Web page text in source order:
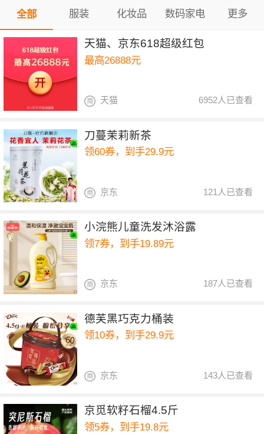
全部 服装 化妆品 数码家电 更多
天猫、京东618超级红包
最高26888元
6952人已查看
天猫
刀蔓茉莉新茶
领60券，到手29.9元
121人已查看
京东
小浣熊儿童洗发沐浴露
领7券，到手19.89元
187人已查看
京东
德芙黑巧克力桶装
领10券，到手29.9元
143人已查看
京东
京觅软籽石榴4.5斤
领5券，到手19.8元